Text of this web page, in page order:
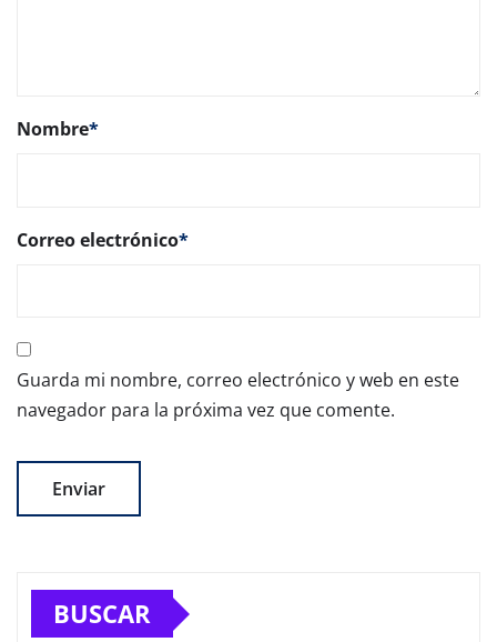
Nombre*
Correo electrónico*
Guarda mi nombre, correo electrónico y web en este
navegador para la próxima vez que comente.
BUSCAR